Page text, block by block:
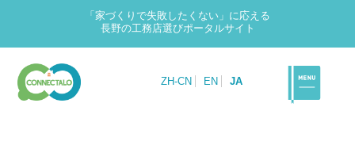
「家づくりで失敗したくない」に応える
長野の工務店選びポータルサイト
ZH-CN EN JA